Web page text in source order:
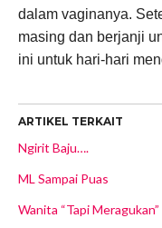
dalam vaginanya.
masing dan berjanji
ini untuk hari-hari
ARTIKEL TERKAIT
Ngirit Baju….
ML Sampai Puas
Wanita “Tapi Meragukan”